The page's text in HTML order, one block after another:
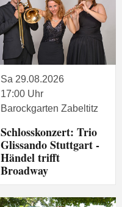
Sa 29.08.2026
17:00 Uhr
Barockgarten Zabeltitz
Schlosskonzert: Trio
Glissando Stuttgart -
Händel trifft
Broadway